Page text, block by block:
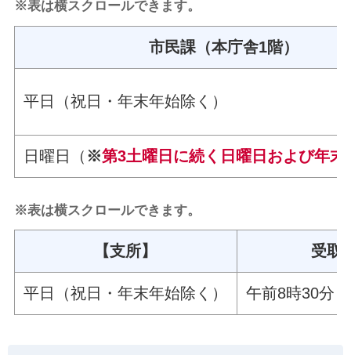
※表は横スクロールできます。
市民課（本庁舎1階）
平日（祝日・年末年始除く）
日曜日（ ※第3土曜日に続く日曜日および年末
※表は横スクロールできます。
【支所】 受取
平日（祝日・年末年始除く） 午前8時30分